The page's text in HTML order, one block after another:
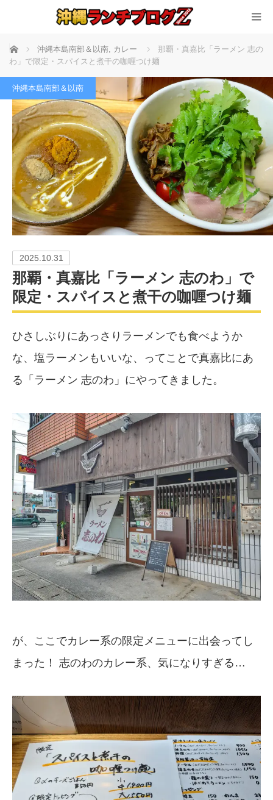
ホーム 沖縄本島南部＆以南, カレー
那覇・真嘉比「ラーメン 志の
わ」で限定・スパイスと煮干の咖喱つけ麺
沖縄本島南部＆以南
2025.10.31
那覇・真嘉比「ラーメン 志のわ」で
限定・スパイスと煮干の咖喱つけ麺
ひさしぶりにあっさりラーメンでも食べようか
な、塩ラーメンもいいな、ってことで真嘉比にあ
る「ラーメン 志のわ」にやってきました。
が、ここでカレー系の限定メニューに出会ってし
まった！ 志のわのカレー系、気になりすぎる…